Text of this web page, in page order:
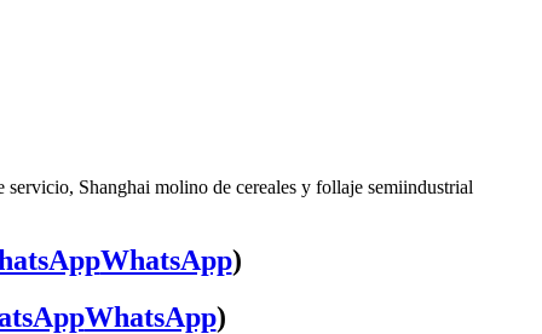
Shanghai molino de cereales y follaje semiindustrial
WhatsApp)
WhatsApp)